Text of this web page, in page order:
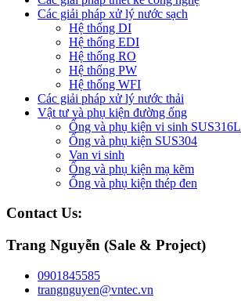
Các giải pháp xử lý nước sạch
Hệ thống DI
Hệ thống EDI
Hệ thống RO
Hệ thống PW
Hệ thống WFI
Các giải pháp xử lý nước thải
Vật tư và phụ kiện đường ống
Ống và phụ kiện vi sinh SUS316L
Ống và phụ kiện SUS304
Van vi sinh
Ống và phụ kiện mạ kẽm
Ống và phụ kiện thép đen
Contact Us:
Trang Nguyễn (Sale & Project)
0901845585
trangnguyen@vntec.vn